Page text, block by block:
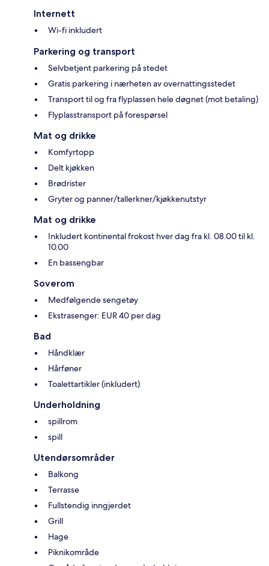
Internett
Wi-fi inkludert
Parkering og transport
Selvbetjent parkering på stedet
Gratis parkering i nærheten av overnattingsstedet
Transport til og fra flyplassen hele døgnet (mot betaling)
Flyplasstransport på forespørsel
Mat og drikke
Komfyrtopp
Delt kjøkken
Brødrister
Gryter og panner/tallerkner/kjøkkenutstyr
Mat og drikke
Inkludert kontinental frokost hver dag fra kl. 08.00 til kl.
10.00
En bassengbar
Soverom
Medfølgende sengetøy
Ekstrasenger: EUR 40 per dag
Bad
Håndklær
Hårføner
Toalettartikler (inkludert)
Underholdning
spillrom
spill
Utendørsområder
Balkong
Terrasse
Fullstendig inngjerdet
Grill
Hage
Piknikområde